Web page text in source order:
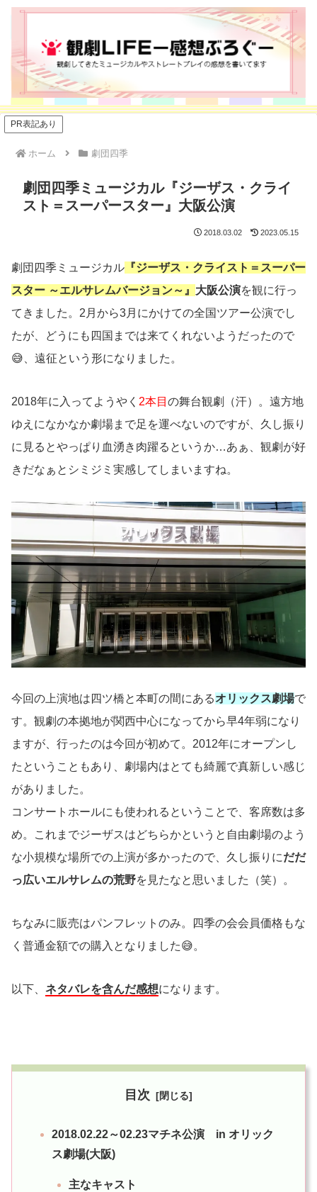
PR表記あり
ホーム 劇団四季
劇団四季ミュージカル『ジーザス・クライ
スト＝スーパースター』大阪公演
2018.03.02 2023.05.15
劇団四季ミュージカル 『ジーザス・クライスト＝スーパー
スター ～エルサレムバージョン～』 大阪公演を観に行っ
てきました。2月から3月にかけての全国ツアー公演でし
たが、どうにも四国までは来てくれないようだったので
😅、遠征という形になりました。
2018年に入ってようやく 2本目 の舞台観劇（汗）。遠方地
ゆえになかなか劇場まで足を運べないのですが、久し振り
に見るとやっぱり血湧き肉躍るというか…あぁ、観劇が好
きだなぁとシミジミ実感してしまいますね。
今回の上演地は四ツ橋と本町の間にあるオリックス劇場で
す。観劇の本拠地が関西中心になってから早4年弱になり
ますが、行ったのは今回が初めて。2012年にオープンし
たということもあり、劇場内はとても綺麗で真新しい感じ
がありました。
コンサートホールにも使われるということで、客席数は多
め。これまでジーザスはどちらかというと自由劇場のよう
な小規模な場所での上演が多かったので、久し振りにだだ
っ広いエルサレムの荒野を見たなと思いました（笑）。
ちなみに販売はパンフレットのみ。四季の会会員価格もな
く普通金額での購入となりました😅。
以下、 ネタバレを含んだ感想になります。
目次
2018.02.22～02.23マチネ公演 in オリック
ス劇場(大阪)
主なキャスト